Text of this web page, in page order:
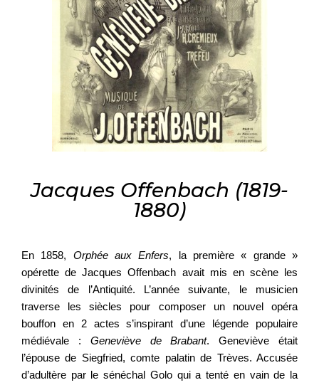
Jacques Offenbach (1819-
1880)
En 1858, Orphée aux Enfers, la première « grande »
opérette de Jacques Offenbach avait mis en scène les
divinités de l’Antiquité. L’année suivante, le musicien
traverse les siècles pour composer un nouvel opéra
bouffon en 2 actes s’inspirant d’une légende populaire
médiévale : Geneviève de Brabant. Geneviève était
l’épouse de Siegfried, comte palatin de Trèves. Accusée
d’adultère par le sénéchal Golo qui a tenté en vain de la